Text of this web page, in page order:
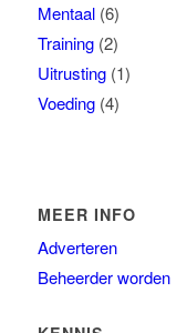
Mentaal(6)
Training(2)
Uitrusting(1)
Voeding(4)
MEER INFO
Adverteren
Beheerder worden